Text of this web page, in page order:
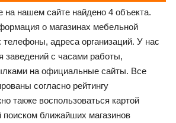
на нашем сайте найдено 4 объекта.
о магазинах мебельной
адреса организаций. У нас
заведений с часами работы,
на официальные сайты. Все
согласно рейтингу
также воспользоваться картой
ближайших магазинов